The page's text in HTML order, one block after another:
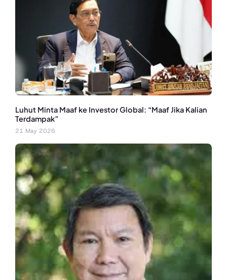
Luhut Minta Maaf ke Investor Global: “Maaf Jika Kalian
Terdampak”
21 May 2026